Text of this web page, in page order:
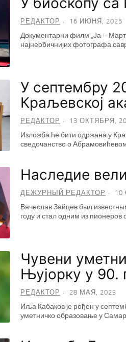
РЕДАКТОР 16 ИЮНЯ, 2025
Документарни филм „Ја –
најнеобичнијих фотографа
У септембру
Краљевској
РЕДАКТОР 13 ОКТЯБРЯ,
Изложба ће бити одржана у
сведочанство о
Наследие
ДЕЖУРНЫЙ РЕДАКТОР 10
Вячеслав Зайцев был
году и стал одним из
Чувени
Њујорку у 90.
РЕДАКТОР 28 МАЯ, 2023
Иља Кабаков је рођен у
уметничко образовање у